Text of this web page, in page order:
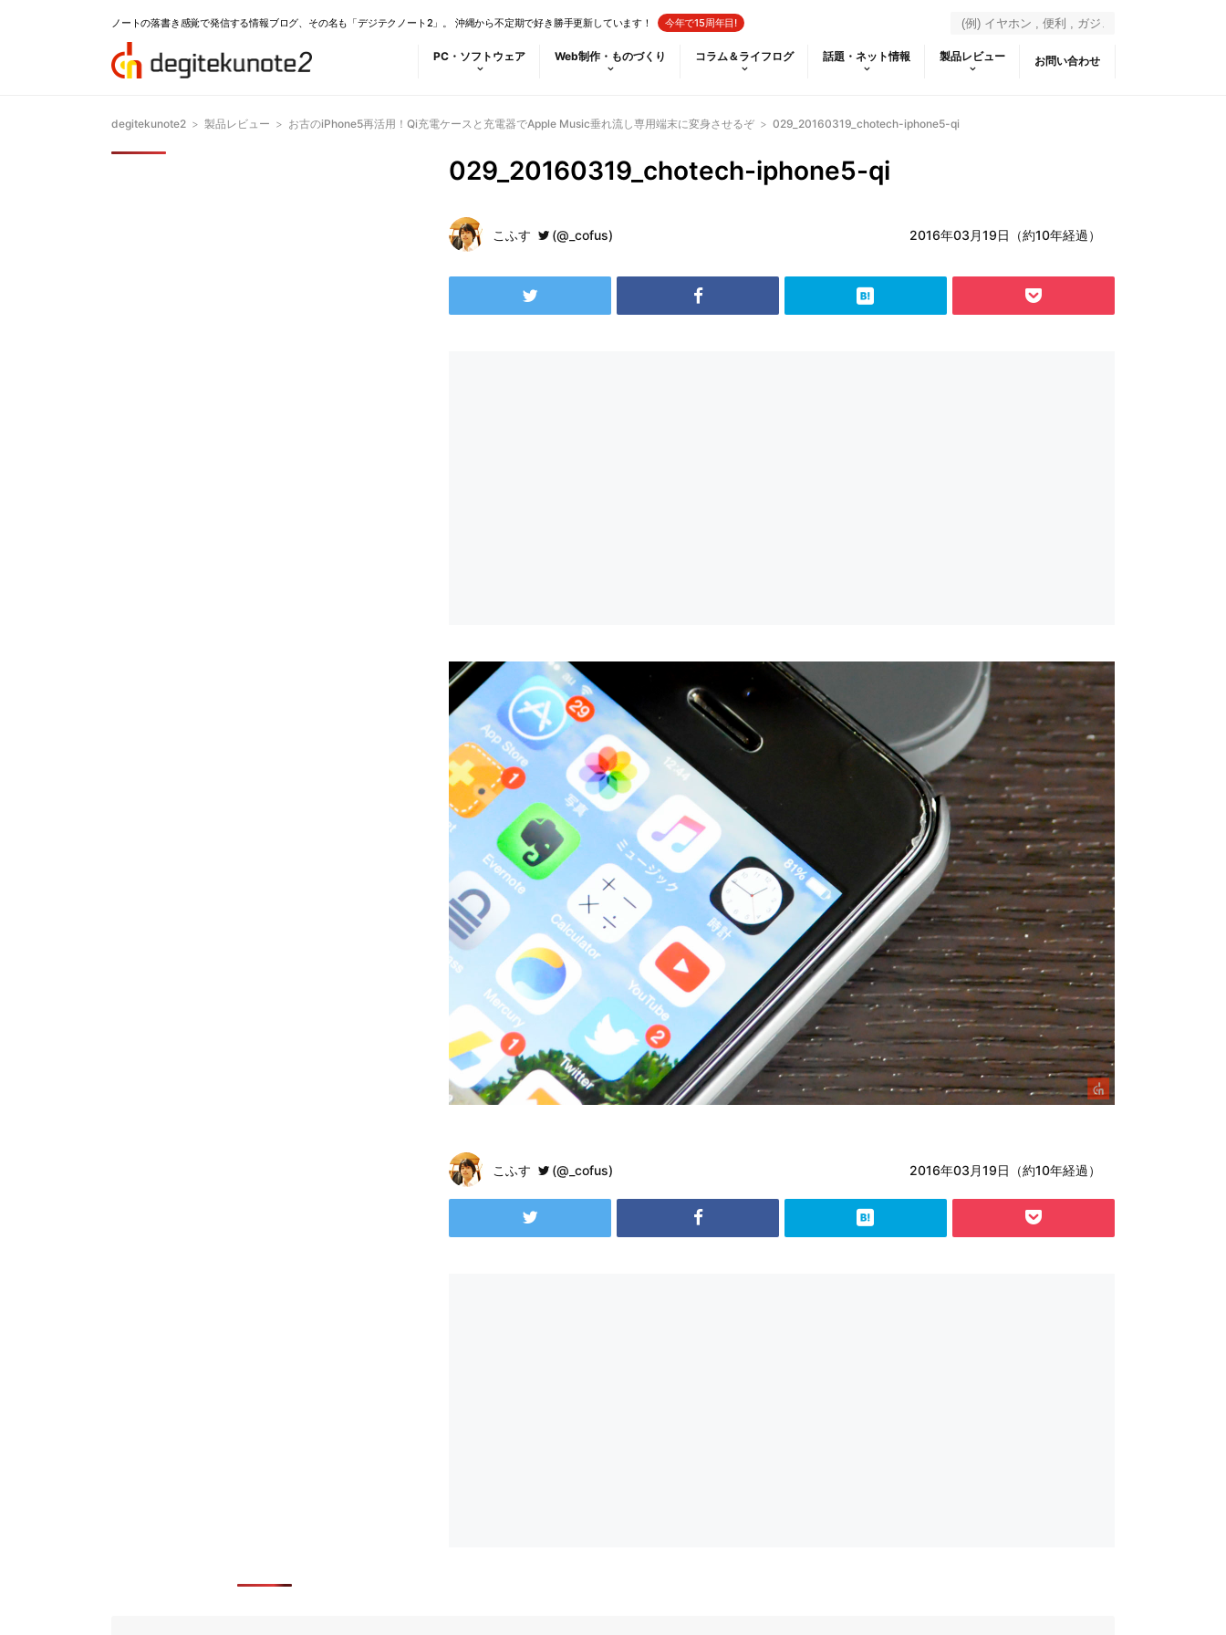
ノートの落書き感覚で発信する情報ブログ、その名も「デジテクノート2」。 沖縄から不定期で好き勝手更新しています！ 今年で15周年目!
PC・ソフトウェア Web制作・ものづくり コラム＆ライフログ 話題・ネット情報 製品レビュー お問い合わせ
degitekunote2 > 製品レビュー > お古のiPhone5再活用！Qi充電ケースと充電器でApple Music垂れ流し専用端末に変身させるぞ > 029_20160319_chotech-iphone5-qi
029_20160319_chotech-iphone5-qi
こふす (@_cofus) 2016年03月19日（約10年経過）
こふす (@_cofus) 2016年03月19日（約10年経過）